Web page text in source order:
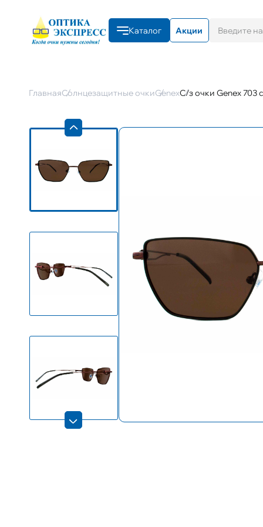
Каталог Акции
ГлавнаяСолнцезащитные очкиGenexС/з очки Genex 703